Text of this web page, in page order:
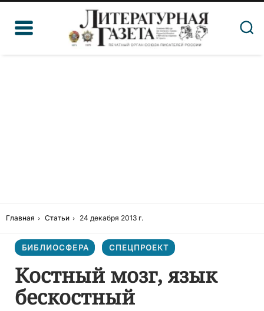
Главная Статьи 24 декабря 2013 г.
БИБЛИОСФЕРА СПЕЦПРОЕКТ
Костный мозг, язык
бескостный